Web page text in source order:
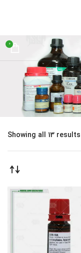
0
Showing all 13 results